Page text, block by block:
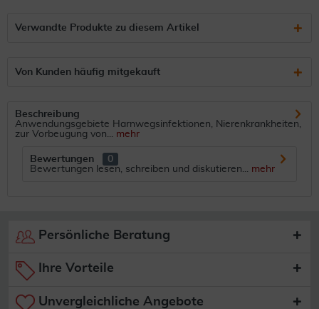
Verwandte Produkte zu diesem Artikel
Von Kunden häufig mitgekauft
Beschreibung
Anwendungsgebiete Harnwegsinfektionen, Nierenkrankheiten,
zur Vorbeugung von... mehr
Bewertungen
0
Bewertungen lesen, schreiben und diskutieren... mehr
Persönliche Beratung
Ihre Vorteile
Unvergleichliche Angebote